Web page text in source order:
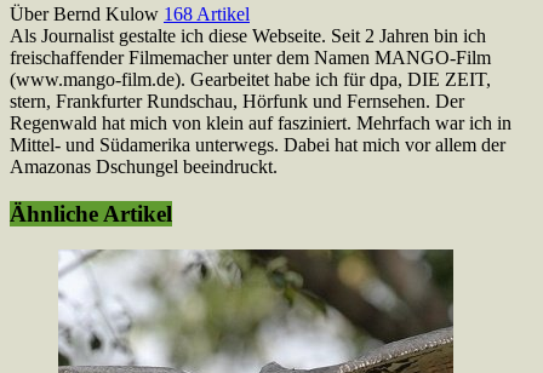
Über Bernd Kulow 168 Artikel
Als Journalist gestalte ich diese Webseite. Seit 2 Jahren bin ich
freischaffender Filmemacher unter dem Namen MANGO-Film
(www.mango-film.de). Gearbeitet habe ich für dpa, DIE ZEIT,
stern, Frankfurter Rundschau, Hörfunk und Fernsehen. Der
Regenwald hat mich von klein auf fasziniert. Mehrfach war ich in
Mittel- und Südamerika unterwegs. Dabei hat mich vor allem der
Amazonas Dschungel beeindruckt.
Ähnliche Artikel